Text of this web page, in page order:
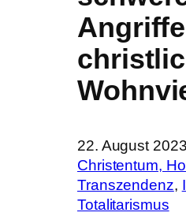
22. August 2023
Christentum,
Transzendenz,
Totalitarismus